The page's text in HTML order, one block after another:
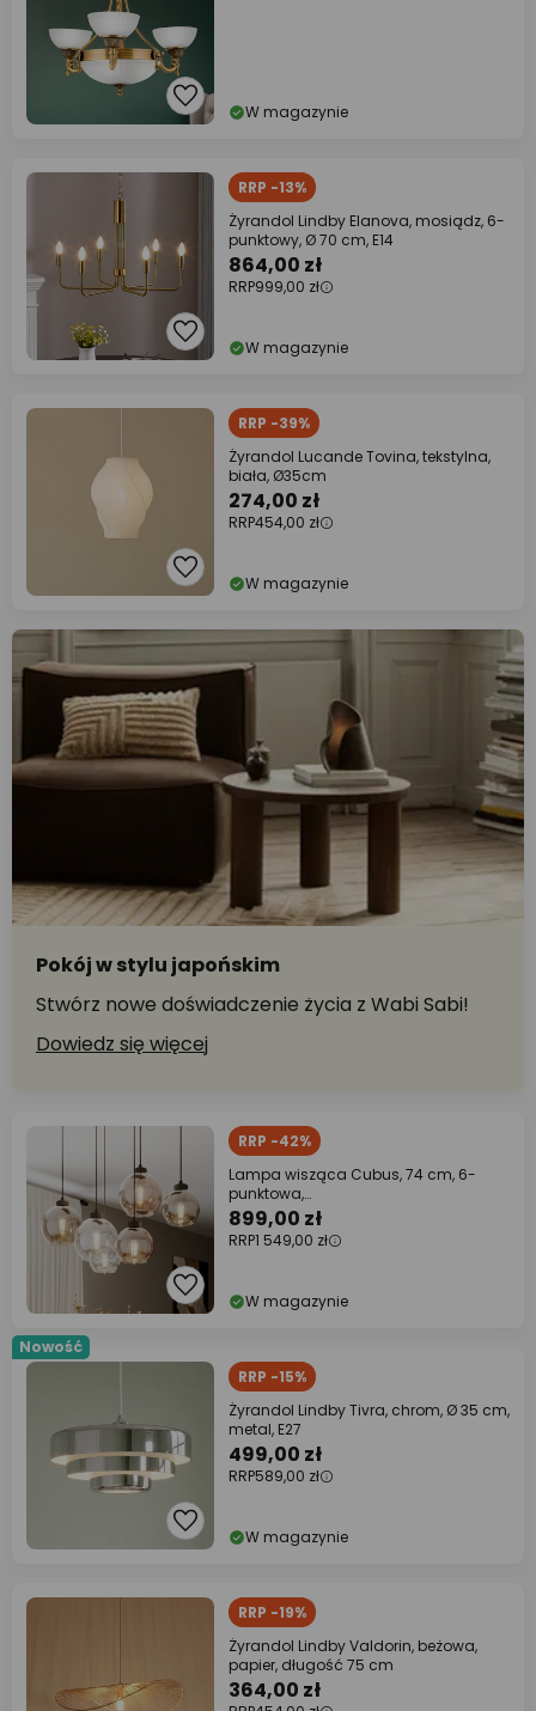
W magazynie
RRP -13%
Żyrandol Lindby Elanova, mosiądz, 6-
punktowy, Ø 70 cm, E14
864,00 zł
RRP999,00 zł
W magazynie
RRP -39%
Żyrandol Lucande Tovina, tekstylna,
biała, Ø35cm
274,00 zł
RRP454,00 zł
W magazynie
Pokój w stylu japońskim
Stwórz nowe doświadczenie życia z Wabi Sabi!
Dowiedz się więcej
RRP -42%
Lampa wisząca Cubus, 74 cm, 6-
punktowa,
przezroczysty/miodowy/brązowy,
szkło
899,00 zł
RRP1 549,00 zł
W magazynie
Nowość
RRP -15%
Żyrandol Lindby Tivra, chrom, Ø 35 cm,
metal, E27
499,00 zł
RRP589,00 zł
W magazynie
RRP -19%
Żyrandol Lindby Valdorin, beżowa,
papier, długość 75 cm
364,00 zł